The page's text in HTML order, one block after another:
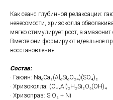
Как сеанс глубинной релаксации:
невесомости, хризоколла
мягко стимулирует рост, а
Вместе они формируют идеальное
восстановления.
Состав:
· Гаюин: Na₆Ca₂(Al₆Si₆O₂₄)(SO₄)₂
· Хризоколла: (Cu,Al)₂H₂Si₂O₅(OH)₄
· Хризопраз: SiO₂ + Ni